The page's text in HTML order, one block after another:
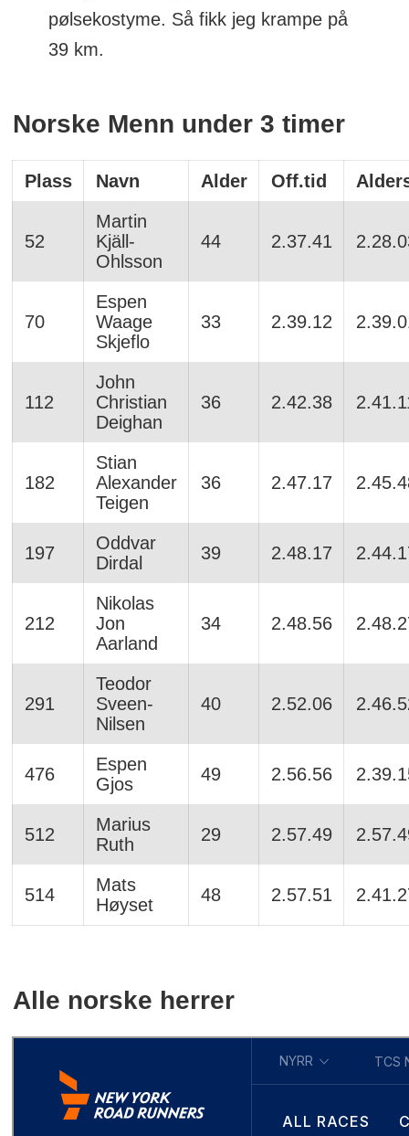
pølsekostyme. Så fikk jeg krampe på
39 km.
Norske Menn under 3 timer
Plass Navn Alder Off.tid
52
Martin
Kjäll-
Ohlsson
44 2.37.41
70
Espen
Waage
Skjeflo
33 2.39.12
112
John
Christian
Deighan
36 2.42.38
182
Stian
Alexander
Teigen
36 2.47.17
197
Oddvar
Dirdal
39 2.48.17
212
Nikolas
Jon
Aarland
34 2.48.56
291
Teodor
Sveen-
Nilsen
40 2.52.06
476
Espen
Gjos
49 2.56.56
512
Marius
Ruth
29 2.57.49
514
Mats
Høyset
48 2.57.51
Alle norske herrer